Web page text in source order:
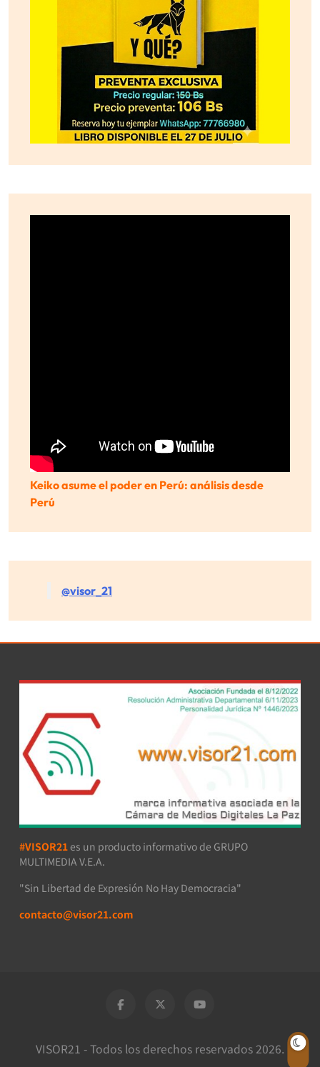
Keiko asume el poder en Perú: análisis desde
Perú
@visor_21
#VISOR21 es un producto informativo de GRUPO
MULTIMEDIA V.E.A.
"Sin Libertad de Expresión No Hay Democracia"
contacto@visor21.com
VISOR21 - Todos los derechos reservados 2026.